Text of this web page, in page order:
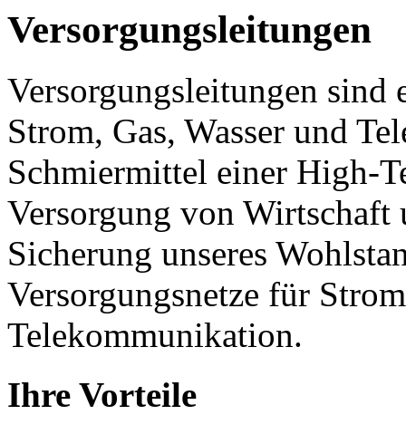
Versorgungsleitungen
Versorgungsleitungen
Strom, Gas, Wasser und
Schmiermittel einer High-
Versorgung von Wirtschaft
Sicherung unseres
Versorgungsnetze für
Telekommunikation.
Ihre Vorteile